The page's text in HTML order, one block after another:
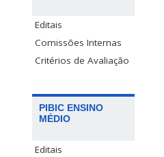
Editais
Comissões Internas
Critérios de Avaliação
PIBIC ENSINO
MÉDIO
Editais